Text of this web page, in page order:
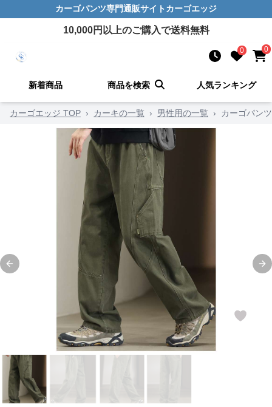
カーゴパンツ専門通販サイト カーゴエッジ
10,000円以上のご購入で送料無料
0 0
新着商品 商品を検索 人気ランキング
カーゴエッジ TOP › カーキの一覧 › 男性用の一覧 › カーゴパン
Previous slide